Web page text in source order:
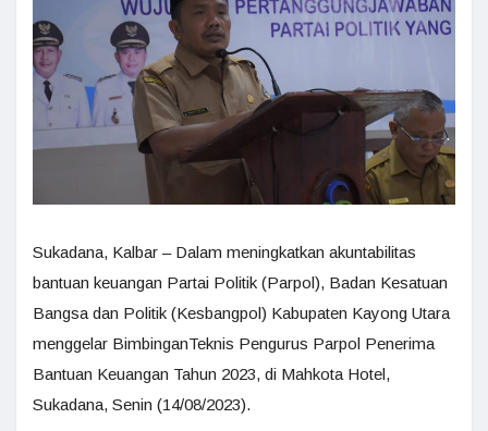
Sukadana, Kalbar – Dalam meningkatkan akuntabilitas
bantuan keuangan Partai Politik (Parpol), Badan Kesatuan
Bangsa dan Politik (Kesbangpol) Kabupaten Kayong Utara
menggelar BimbinganTeknis Pengurus Parpol Penerima
Bantuan Keuangan Tahun 2023, di Mahkota Hotel,
Sukadana, Senin (14/08/2023).